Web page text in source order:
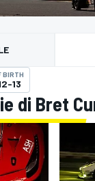
BIRTH
13
di Bret